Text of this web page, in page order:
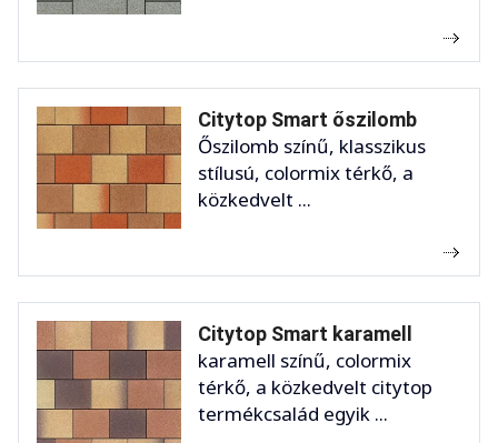
Citytop Smart őszilomb
Őszilomb színű, klasszikus
stílusú, colormix térkő, a
közkedvelt ...
Citytop Smart karamell
karamell színű, colormix
térkő, a közkedvelt citytop
termékcsalád egyik ...